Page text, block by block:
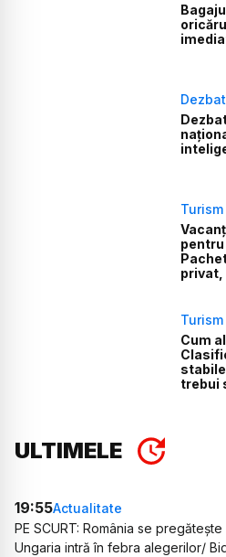
Turism
privat,
Turism
Cum
trebui
ULTIMELE
19:55Actualitate
PE SCURT: România se
Ungaria intră în febra alegerilor/